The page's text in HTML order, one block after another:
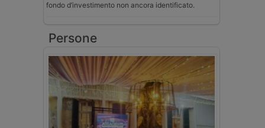
fondo d’investimento non ancora identificato.
Persone